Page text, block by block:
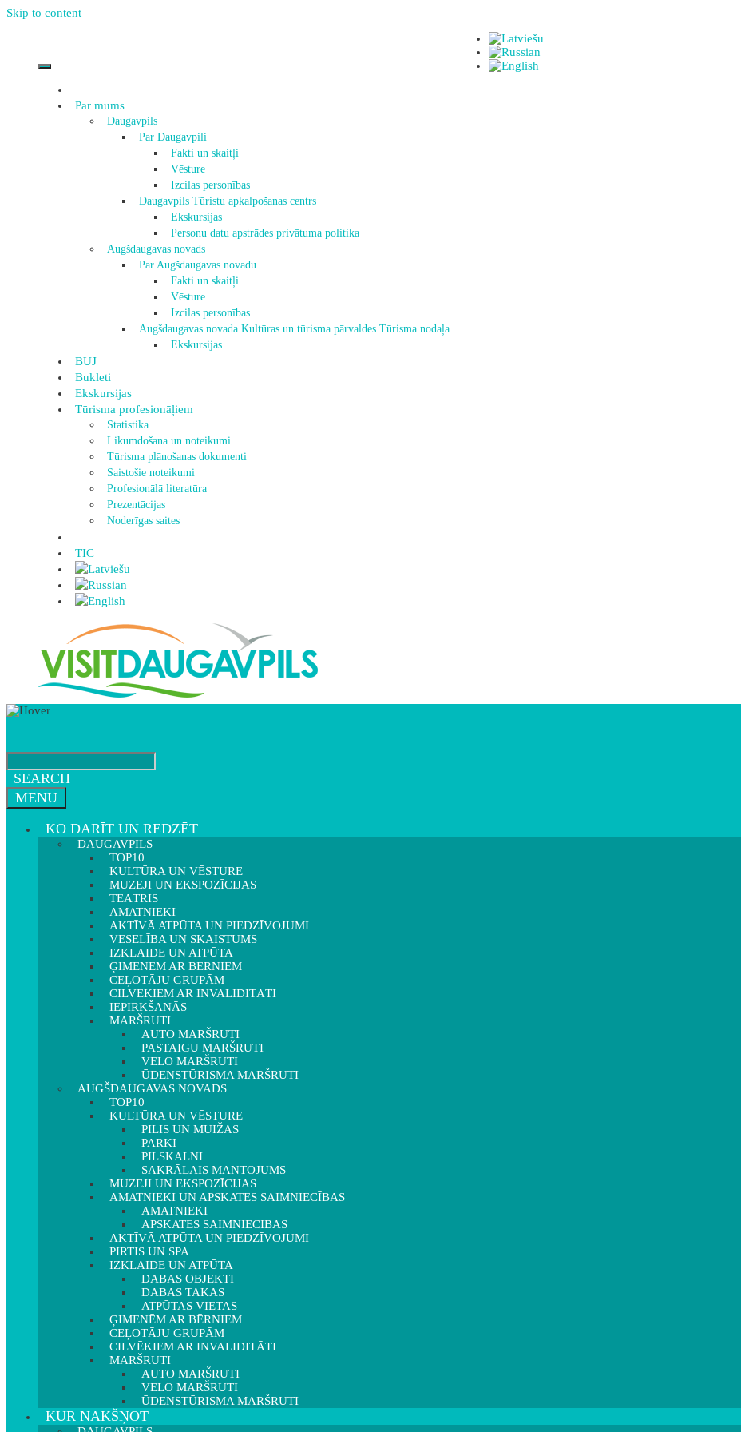
Skip to content
Par mums
Daugavpils
Par Daugavpili
Fakti un skaitļi
Vēsture
Izcilas personības
Daugavpils Tūristu apkalpošanas centrs
Ekskursijas
Personu datu apstrādes privātuma politika
Augšdaugavas novads
Par Augšdaugavas novadu
Fakti un skaitļi
Vēsture
Izcilas personības
Augšdaugavas novada Kultūras un tūrisma pārvaldes Tūrisma nodaļa
Ekskursijas
BUJ
Bukleti
Ekskursijas
Tūrisma profesionāļiem
Statistika
Likumdošana un noteikumi
Tūrisma plānošanas dokumenti
Saistošie noteikumi
Profesionālā literatūra
Prezentācijas
Noderīgas saites
TIC
SEARCH
MENU
KO DARĪT UN REDZĒT
DAUGAVPILS
TOP10
KULTŪRA UN VĒSTURE
MUZEJI UN EKSPOZĪCIJAS
TEĀTRIS
AMATNIEKI
AKTĪVĀ ATPŪTA UN PIEDZĪVOJUMI
VESELĪBA UN SKAISTUMS
IZKLAIDE UN ATPŪTA
ĢIMENĒM AR BĒRNIEM
CEĻOTĀJU GRUPĀM
CILVĒKIEM AR INVALIDITĀTI
IEPIRKŠANĀS
MARŠRUTI
AUTO MARŠRUTI
PASTAIGU MARŠRUTI
VELO MARŠRUTI
ŪDENSTŪRISMA MARŠRUTI
AUGŠDAUGAVAS NOVADS
TOP10
KULTŪRA UN VĒSTURE
PILIS UN MUIŽAS
PARKI
PILSKALNI
SAKRĀLAIS MANTOJUMS
MUZEJI UN EKSPOZĪCIJAS
AMATNIEKI UN APSKATES SAIMNIECĪBAS
AMATNIEKI
APSKATES SAIMNIECĪBAS
AKTĪVĀ ATPŪTA UN PIEDZĪVOJUMI
PIRTIS UN SPA
IZKLAIDE UN ATPŪTA
DABAS OBJEKTI
DABAS TAKAS
ATPŪTAS VIETAS
ĢIMENĒM AR BĒRNIEM
CEĻOTĀJU GRUPĀM
CILVĒKIEM AR INVALIDITĀTI
MARŠRUTI
AUTO MARŠRUTI
VELO MARŠRUTI
ŪDENSTŪRISMA MARŠRUTI
KUR NAKŠŅOT